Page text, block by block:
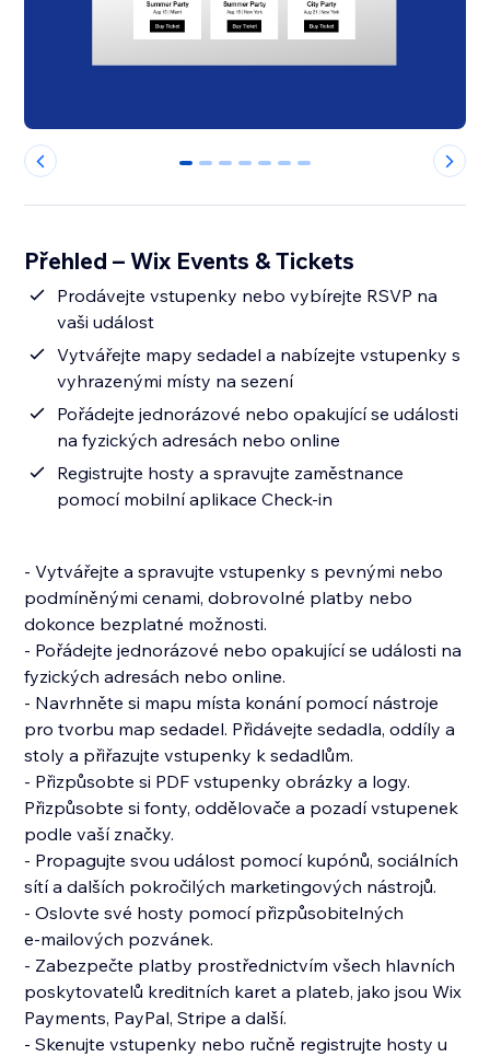
0 1 2 3 4 5 6
Přehled – Wix Events & Tickets
Prodávejte vstupenky nebo vybírejte RSVP na
vaši událost
Vytvářejte mapy sedadel a nabízejte vstupenky s
vyhrazenými místy na sezení
Pořádejte jednorázové nebo opakující se události
na fyzických adresách nebo online
Registrujte hosty a spravujte zaměstnance
pomocí mobilní aplikace Check‑in
- Vytvářejte a spravujte vstupenky s pevnými nebo
podmíněnými cenami, dobrovolné platby nebo
dokonce bezplatné možnosti.
- Pořádejte jednorázové nebo opakující se události na
fyzických adresách nebo online.
- Navrhněte si mapu místa konání pomocí nástroje
pro tvorbu map sedadel. Přidávejte sedadla, oddíly a
stoly a přiřazujte vstupenky k sedadlům.
- Přizpůsobte si PDF vstupenky obrázky a logy.
Přizpůsobte si fonty, oddělovače a pozadí vstupenek
podle vaší značky.
- Propagujte svou událost pomocí kupónů, sociálních
sítí a dalších pokročilých marketingových nástrojů.
- Oslovte své hosty pomocí přizpůsobitelných
e‑mailových pozvánek.
- Zabezpečte platby prostřednictvím všech hlavních
poskytovatelů kreditních karet a plateb, jako jsou Wix
Payments, PayPal, Stripe a další.
- Skenujte vstupenky nebo ručně registrujte hosty u